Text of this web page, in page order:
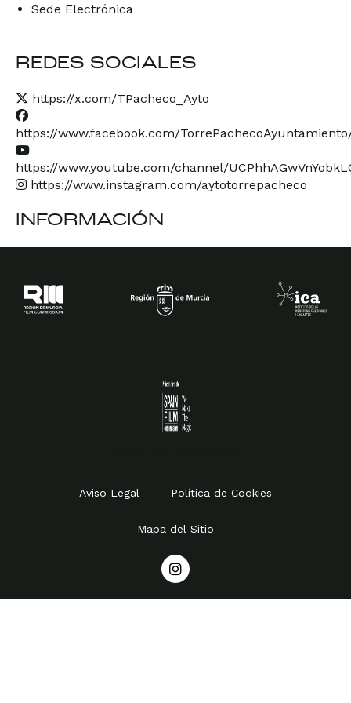
Sede Electrónica
REDES SOCIALES
https://x.com/TPacheco_Ayto
https://www.facebook.com/
https://www.youtube.com/channel/
https://www.instagram.com/aytotorrepacheco
INFORMACIÓN
Aviso Legal Política de Cookies
Mapa del Sitio
I
n
t